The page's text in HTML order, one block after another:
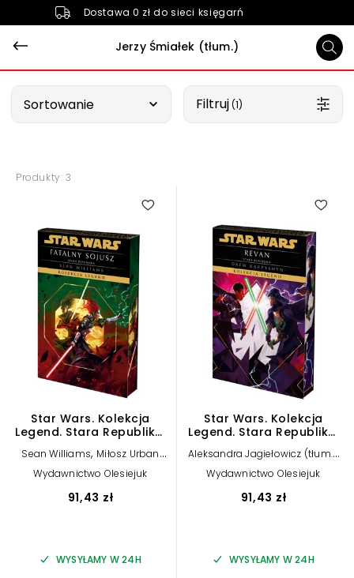
Dostawa 0 zł do sieci księgarń
Jerzy Śmiałek (tłum.)
Sortowanie Filtruj (1)
Produkty: 3
Star Wars. Kolekcja
Legend. Stara Republika.
(ekskluzywna edycja)
Sean Williams, Miłosz Urban
(tłum.) , Jerzy Śmiałek (tłum.)
Ewa Skórska (tłum.)
Wydawnictwo Olesiejuk
91,43 zł
WYSYŁAMY W 24H
Star Wars. Kolekcja
Legend. Stara Republika.
Revan (ekskluzywna
edycja)
Aleksandra Jagiełowicz (tłum.),
Grzegorz Ciecielong (tłum.)
Jerzy Śmiałek (tłum.),Drew
Karpyshyn
Wydawnictwo Olesiejuk
91,43 zł
WYSYŁAMY W 24H